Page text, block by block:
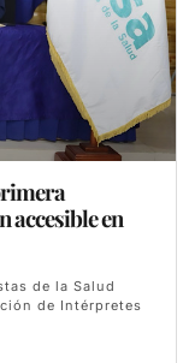
accesible en
de la Salud
de Intérpretes